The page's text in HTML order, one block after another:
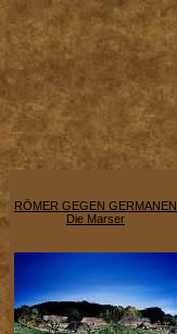
RÖMER GEGEN GERMANEN
Die Marser